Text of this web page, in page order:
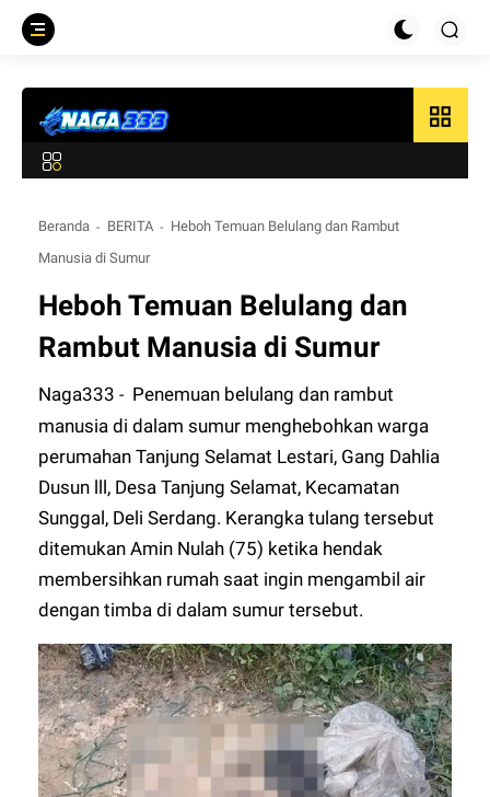
grid_view
Beranda BERITA
Heboh Temuan Belulang dan Rambut
Manusia di Sumur
Heboh Temuan Belulang dan
Rambut Manusia di Sumur
Naga333- Penemuan belulang dan rambut
manusia di dalam sumur menghebohkan warga
perumahan Tanjung Selamat Lestari, Gang Dahlia
Dusun lll, Desa Tanjung Selamat, Kecamatan
Sunggal, Deli Serdang. Kerangka tulang tersebut
ditemukan Amin Nulah (75) ketika hendak
membersihkan rumah saat ingin mengambil air
dengan timba di dalam sumur tersebut.